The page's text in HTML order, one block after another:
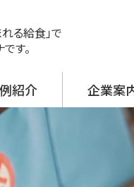
れる給食」で
す。
紹介 企業案
SDGsへの取り
シーナグルー
・ システムプラ
・ アーチスタ